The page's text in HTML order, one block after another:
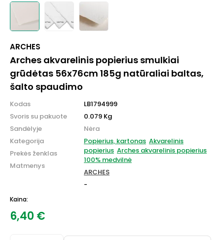
ARCHES
Arches akvarelinis popierius smulkiai
grūdėtas 56x76cm 185g natūraliai baltas,
šalto spaudimo
Kodas
Svoris su pakuote
Sandėlyje
Kategorija
Prekės ženklas
Matmenys
LB1794999
0.079 Kg
Nėra
Popierius, kartonas Akvarelinis
popierius Arches akvarelinis popierius
100% medvilnė
ARCHES
-
Kaina:
6,40 €